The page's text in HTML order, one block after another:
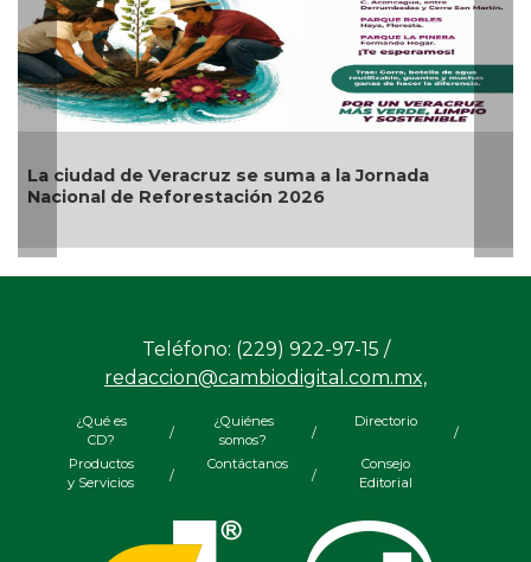
La ciudad de Veracruz se suma a la Jornada
Nacional de Reforestación 2026
Teléfono: (229) 922-97-15 /
redaccion@cambiodigital.com.mx,
¿Qué es
CD?
/
¿Quiénes
somos?
/
Directorio
/
Productos
y Servicios
/
Contáctanos
/
Consejo
Editorial